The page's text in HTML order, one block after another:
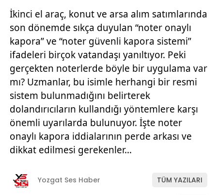
İkinci el araç, konut ve arsa alım satımlarında
son dönemde sıkça duyulan “noter onaylı
kapora” ve “noter güvenli kapora sistemi”
ifadeleri birçok vatandaşı yanıltıyor. Peki
gerçekten noterlerde böyle bir uygulama var
mı? Uzmanlar, bu isimle herhangi bir resmi
sistem bulunmadığını belirterek
dolandırıcıların kullandığı yöntemlere karşı
önemli uyarılarda bulunuyor. İşte noter
onaylı kapora iddialarının perde arkası ve
dikkat edilmesi gerekenler…
Yozgat Ses Haber TÜM YAZILARI